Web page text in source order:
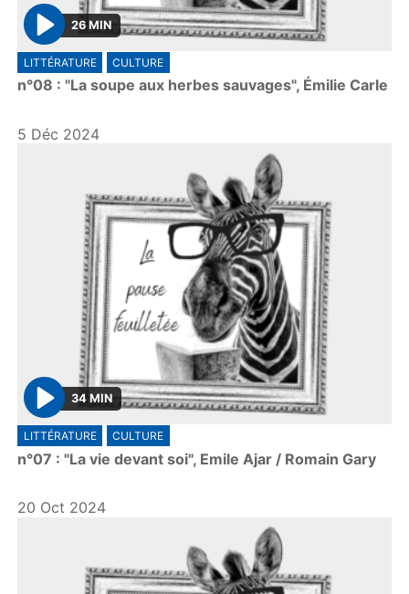
P
l
a
26 MIN
LITTÉRATURE CULTURE
n°08 : "La soupe aux herbes sauvages", Émilie Carle
5 Déc 2024
P
l
a
34 MIN
LITTÉRATURE CULTURE
n°07 : "La vie devant soi", Emile Ajar / Romain Gary
20 Oct 2024